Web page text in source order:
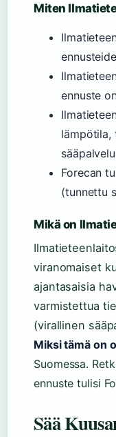
Miten
ennuste
lämpötila,
Forecan
(tunnettu
Mikä on
viranomaiset
ajantasaisia
varmistettua
(virallinen
Miksi tämä on
Suomessa.
ennuste tulisi
Sää